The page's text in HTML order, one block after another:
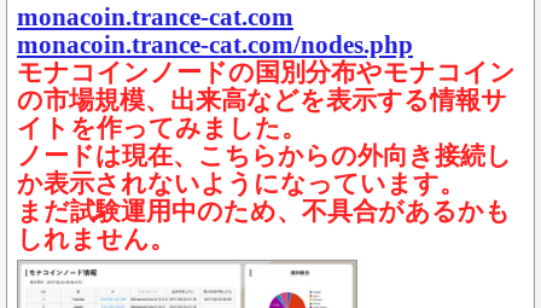
monacoin.trance-cat.com
monacoin.trance-cat.com/nodes.php
モナコインノードの国別分布やモナコイン
の市場規模、出来高などを表示する情報サ
イトを作ってみました。
ノードは現在、こちらからの外向き接続し
か表示されないようになっています。
まだ試験運用中のため、不具合があるかも
しれません。